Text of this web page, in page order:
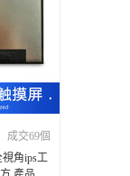
成交69個
視角ips工